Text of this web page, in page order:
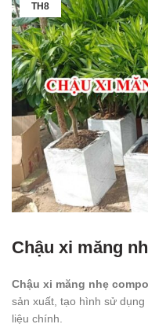
TH8
Chậu xi măng
Chậu xi măng nhẹ
sản xuất, tạo hình sử
liệu chính.